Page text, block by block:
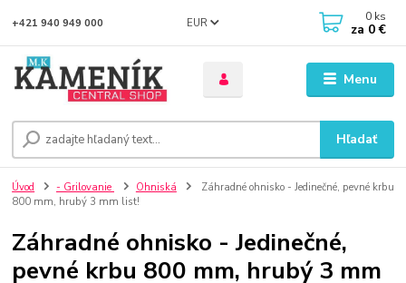
Menu
EUR
Hľadať
+421 940 949 000 0 ks
za 0 €
Úvod - Grilovanie Ohniská
Záhradné ohnisko - Jedinečné, pevné krbu
800 mm, hrubý 3 mm list!
Záhradné ohnisko - Jedinečné,
pevné krbu 800 mm, hrubý 3 mm